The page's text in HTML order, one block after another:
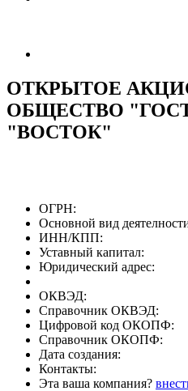
ОТКРЫТОЕ
ОБЩЕСТВО
"ВОСТОК"
ОГРН:
Основной вид
ИНН/КПП:
Уставный капитал:
Юридический адрес:
ОКВЭД:
Справочник ОКВЭД:
Цифровой код ОКОПФ:
Справочник ОКОПФ:
Дата создания:
Контакты:
Эта ваша компания?